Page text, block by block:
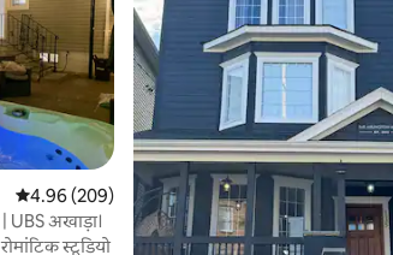
औसत रेटिंग 5 में से 4.96, 209 समीक्षाएँ
4.96 (209)
UBS अखाड़ा।
स्टूडियो